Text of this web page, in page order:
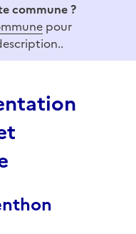
commune ?
pour